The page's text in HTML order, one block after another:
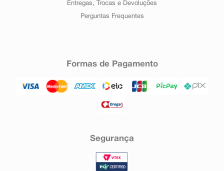
Entregas, Trocas e Devoluções
Perguntas Frequentes
Formas de Pagamento
Segurança